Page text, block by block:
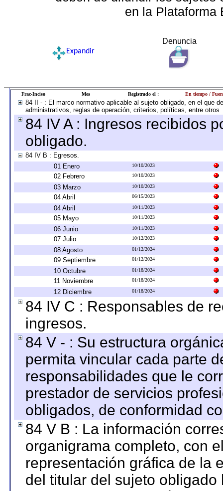
en la Plataforma
Denuncia
Expandir
Frac-Inciso Mes Registrado el : En tiempo /
84 II - : El marco normativo aplicable al sujeto obligado, en el que
administrativos, reglas de operación, criterios, políticas, entre otros
84 IV A : Ingresos recibidos
obligado.
84 IV B : Egresos.
01 Enero
10/10/2023
02 Febrero 10/10/2023
03 Marzo 10/10/2023
04 Abril 06/15/2023
04 Abril 10/11/2023
05 Mayo 10/11/2023
06 Junio 10/11/2023
07 Julio 10/12/2023
08 Agosto 01/12/2024
09 Septiembre 01/12/2024
10 Octubre 01/18/2024
11 Noviembre 01/18/2024
12 Diciembre 01/18/2024
84 IV C : Responsables de
ingresos.
84 V - : Su estructura
permita vincular cada parte
responsabilidades que le
prestador de servicios
obligados, de conformidad
84 V B : La información
organigrama completo, con
representación gráfica de la
del titular del sujeto